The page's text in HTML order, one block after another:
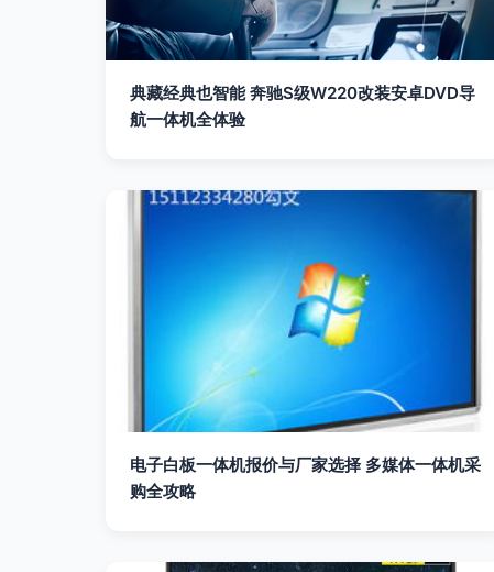
典藏经典也智能 奔驰S级W220改装安卓DVD导
航一体机全体验
电子白板一体机报价与厂家选择 多媒体一体机采
购全攻略